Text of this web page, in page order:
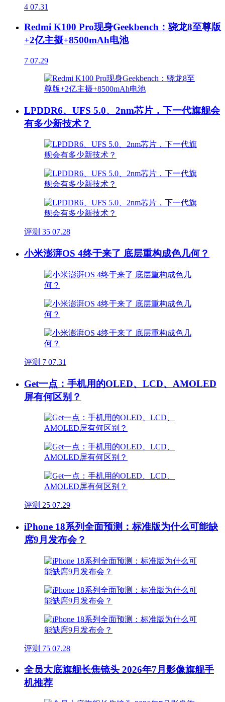
4 07.31
Redmi K100 Pro现身Geekbench：骁龙8至尊版
+2亿主摄+8500mAh电池
7 07.29
LPDDR6、UFS 5.0、2nm芯片，下一代旗舰会
有多少新技术？
评测 35 07.28
小米澎湃OS 4终于来了 底层重构成色几何？
评测 7 07.31
Get一点：手机用的OLED、LCD、AMOLED
屏有何区别？
评测 25 07.29
iPhone 18系列全面预测：标准版为什么可能缺
席9月发布会？
评测 75 07.28
全员大底旗舰长焦镜头 2026年7月影像旗舰手
机推荐